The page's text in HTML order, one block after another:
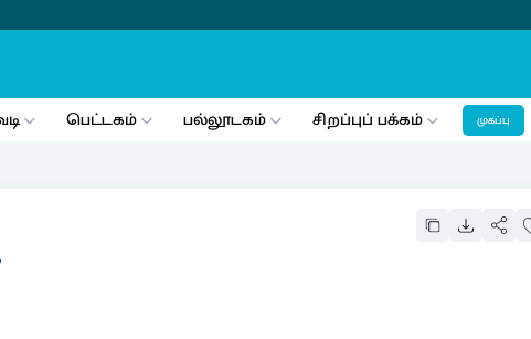
பெட்டகம் பல்லூடகம் சிறப்புப் பக்கம் முகப்பு